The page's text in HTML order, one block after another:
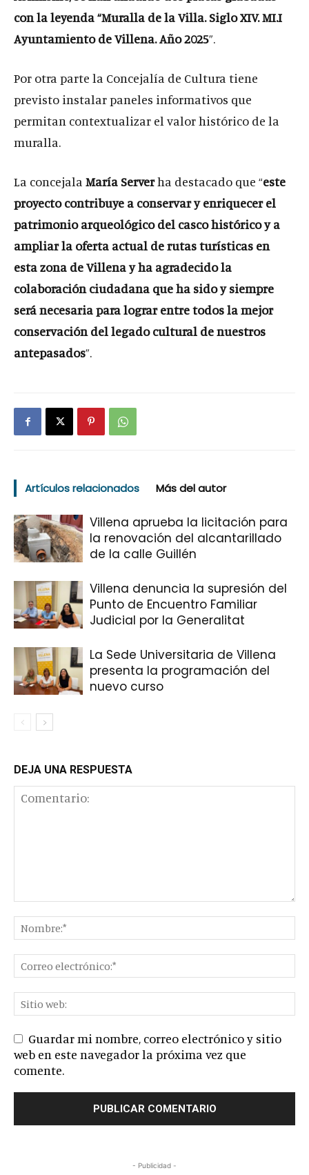
con la leyenda “Muralla de la Villa. Siglo XIV. MI.I
Ayuntamiento de Villena. Año 2025”.
Por otra parte la Concejalía de Cultura tiene
previsto instalar paneles informativos que
permitan contextualizar el valor histórico de la
muralla.
La concejala María Serverha destacado que “este
proyecto contribuye a conservar y enriquecer el
patrimonio arqueológico del casco histórico y a
ampliar la oferta actual de rutas turísticas en
esta zona de Villena y ha agradecido la
colaboración ciudadana que ha sido y siempre
será necesaria para lograr entre todos la mejor
conservación del legado cultural de nuestros
antepasados”.
Artículos relacionados Más del autor
Villena aprueba la licitación para
la renovación del alcantarillado
de la calle Guillén
Villena denuncia la supresión del
Punto de Encuentro Familiar
Judicial por la Generalitat
La Sede Universitaria de Villena
presenta la programación del
nuevo curso
DEJA UNA RESPUESTA
Guardar mi nombre, correo electrónico y sitio
web en este navegador la próxima vez que
comente.
- Publicidad -